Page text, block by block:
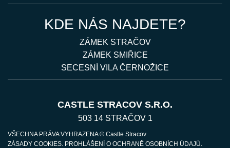
KDE NÁS NAJDETE?
ZÁMEK STRAČOV
ZÁMEK SMIŘICE
SECESNÍ VILA ČERNOŽICE
CASTLE STRACOV S.R.O.
503 14 STRAČOV 1
VŠECHNA PRÁVA VYHRAZENA © Castle Stracov
ZÁSADY COOKIES. PROHLÁŠENÍ O OCHRANĚ OSOBNÍCH ÚDAJŮ.